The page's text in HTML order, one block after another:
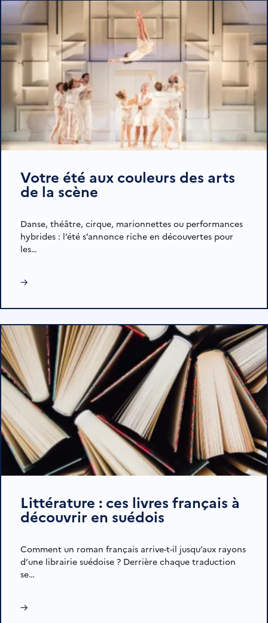
Votre été aux couleurs des arts
de la scène
Danse, théâtre, cirque, marionnettes ou performances
hybrides : l’été s’annonce riche en découvertes pour
les…
→
Littérature : ces livres français à
découvrir en suédois
Comment un roman français arrive-t-il jusqu’aux rayons
d’une librairie suédoise ? Derrière chaque traduction
se…
→